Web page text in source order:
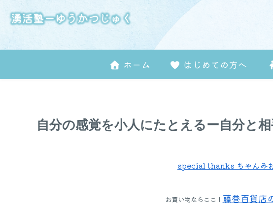
ホーム はじめての方へ
自分の感覚を小人にたとえるー自分と
special thanks ちゃんみ
お買い物ならここ！ 藤巻百貨店